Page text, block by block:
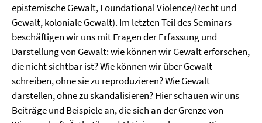
epistemische Gewalt, Foundational Violence/Recht und
Gewalt, koloniale Gewalt). Im letzten Teil des Seminars
beschäftigen wir uns mit Fragen der Erfassung und
Darstellung von Gewalt: wie können wir Gewalt erforschen,
die nicht sichtbar ist? Wie können wir über Gewalt
schreiben, ohne sie zu reproduzieren? Wie Gewalt
darstellen, ohne zu skandalisieren? Hier schauen wir uns
Beiträge und Beispiele an, die sich an der Grenze von